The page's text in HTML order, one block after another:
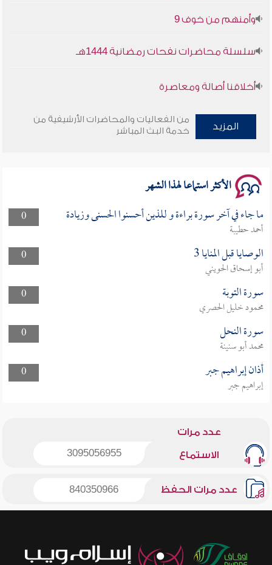
سلسلة محاضرات نفحات رمضانية 1444هـ
المزيد
من الفعاليات والمحاضرات الأرشيفية من
خدمة البث المباشر
الأكثر استماعا لهذا الشهر
0 ما جاء في آخر سورة براءة و للذين أحسنوا الحسنى وزيادة
أحمد حطيبة
0
الوصايا قبل المنايا 3
أبو إسحاق الحويني
0
سورة التوبة
محمود خليل الحصري
0
سورة النحل
محمد أبو سنينة
0
أذان إبراهيم جبر
إبراهيم جبر
عدد مرات
الاستماع 3095056955
عدد مرات الحفظ 840350966